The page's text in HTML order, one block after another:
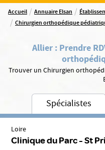
Accueil / Annuaire Elsan /
/ Chirurgien orthopédique
Allier : Prendre
Trouver un Chirurgien
Spécialistes
Loire
Clinique du Parc - St